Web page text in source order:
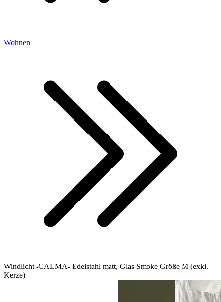
Wohnen
Windlicht -CALMA- Edelstahl matt, Glas Smoke Größe M (exkl.
Kerze)